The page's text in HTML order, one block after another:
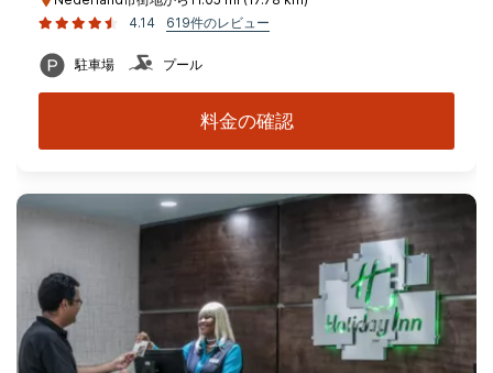
4.14
619件のレビュー
駐車場 プール
料金の確認